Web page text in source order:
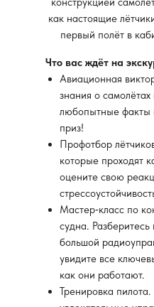
как настоящие
первый полёт в
Что вас ждёт на
Авиационная
знания о
любопытные факты
приз!
Профотбор
которые проходят
оцените свою
Мастер‑класс по
судна. Разберитесь
большой
увидите все
как они работают.
Тренировка